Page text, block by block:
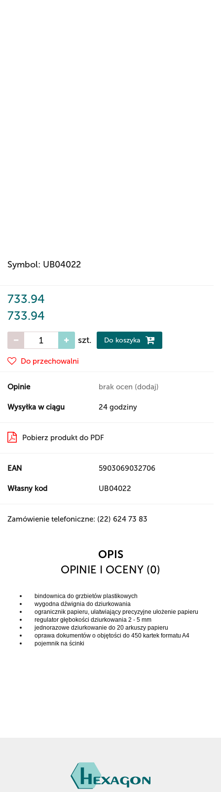
Symbol: UB04022
733.94
733.94
szt. Do koszyka
Do przechowalni
Opinie brak ocen (dodaj)
Wysyłka w ciągu 24 godziny
Pobierz produkt do PDF
EAN 5903069032706
Własny kod UB04022
Zamówienie telefoniczne: (22) 624 73 83
OPIS
OPINIE I OCENY (0)
bindownica do grzbietów plastikowych
wygodna dźwignia do dziurkowania
ogranicznik papieru, ułatwiający precyzyjne ułożenie papieru
regulator głębokości dziurkowania 2 - 5 mm
jednorazowe dziurkowanie do 20 arkuszy papieru
oprawa dokumentów o objętości do 450 kartek formatu A4
pojemnik na ścinki